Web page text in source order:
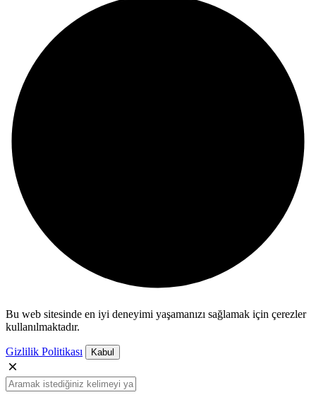
Bu web sitesinde en iyi deneyimi yaşamanızı sağlamak için çerezler
kullanılmaktadır.
Gizlilik Politikası Kabul